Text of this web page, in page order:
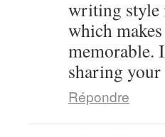
writing style
which
memorable.
sharing
Répondre